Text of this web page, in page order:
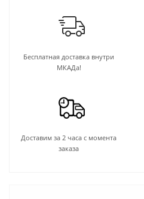
Бесплатная доставка внутри
МКАДа!
Доставим за 2 часа с момента
заказа